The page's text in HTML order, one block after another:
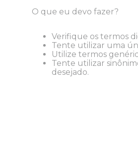
O que eu devo fazer?
Verifique os termos
Tente utilizar uma
Utilize termos
Tente utilizar
desejado.